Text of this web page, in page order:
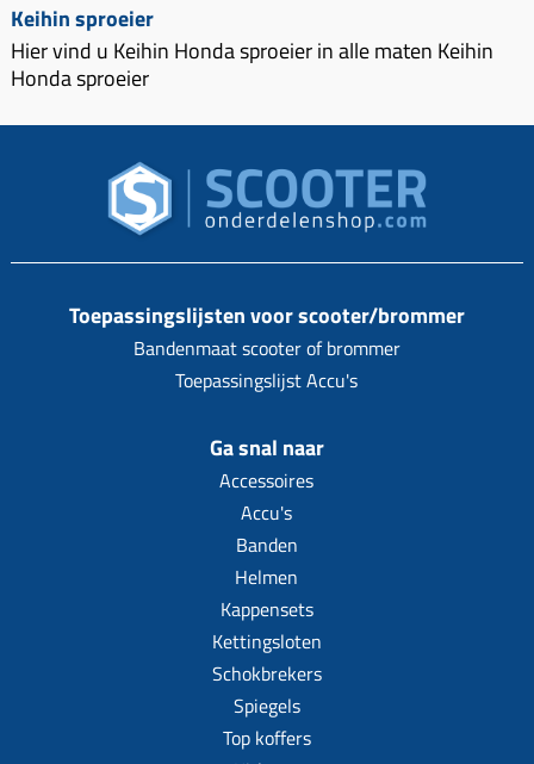
Keihin sproeier
Hier vind u Keihin Honda sproeier in alle maten Keihin
Honda sproeier
Toepassingslijsten voor scooter/brommer
Bandenmaat scooter of brommer
Toepassingslijst Accu's
Ga snal naar
Accessoires
Accu's
Banden
Helmen
Kappensets
Kettingsloten
Schokbrekers
Spiegels
Top koffers